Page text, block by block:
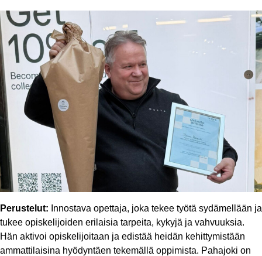
Perustelut: Innostava opettaja, joka tekee työtä sydämellään ja
tukee opiskelijoiden erilaisia tarpeita, kykyjä ja vahvuuksia.
Hän aktivoi opiskelijoitaan ja edistää heidän kehittymistään
ammattilaisina hyödyntäen tekemällä oppimista. Pahajoki on